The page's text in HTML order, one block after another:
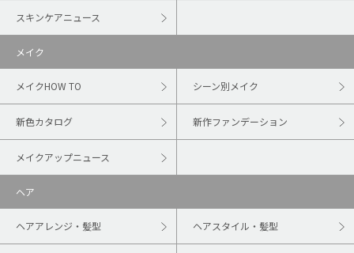
スキンケアニュース
メイク
メイクHOW TO シーン別メイク
新色カタログ 新作ファンデーション
メイクアップニュース
ヘア
ヘアアレンジ・髪型 ヘアスタイル・髪型